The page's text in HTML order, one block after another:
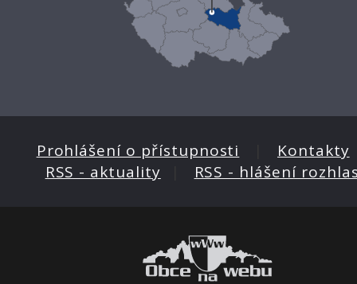
Prohlášení o přístupnosti Kontakty
RSS - aktuality
RSS - hlášení